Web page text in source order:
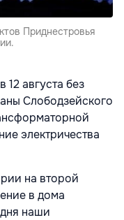
Приднестровья
августа без
Слободзейского
электричества
на второй
в дома
наши